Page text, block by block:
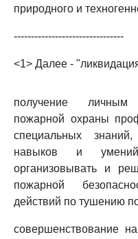
природного и
--------------------------------
<1> Далее -
получение личным
пожарной охраны
специальных
навыков и
организовывать и
пожарной
действий по тушению
совершенствование